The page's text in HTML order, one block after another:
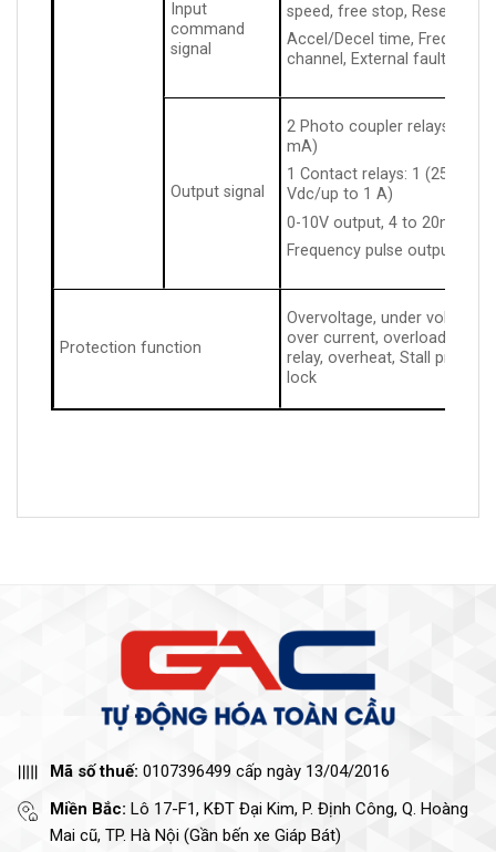
Input
command
signal
speed, free stop, Reset,
Accel/Decel time,
channel, External fault
Output signal
2 Photo coupler relays: 2
mA)
1 Contact relays: 1 (250
Vdc/up to 1 A)
0-10V output, 4 to 20mA
Frequency pulse output
Protection function
Overvoltage, under voltage,
over current, overload,
relay, overheat, Stall
lock
Mã số thuế: 0107396499 cấp ngày 13/04/2016
Miền Bắc: Lô 17-F1, KĐT Đại Kim, P. Định Công, Q. Hoàng
Mai cũ, TP. Hà Nội (Gần bến xe Giáp Bát)